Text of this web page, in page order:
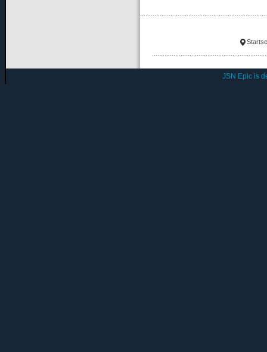
JSN Epic is